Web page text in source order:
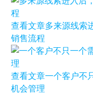
查看文章多来源线索
销售流程
查看文章一个客户不
机会管理